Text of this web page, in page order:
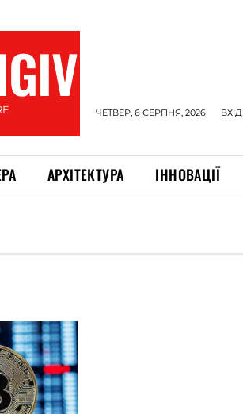
ЧЕТВЕР, 6 СЕРПНЯ, 2026 ВХІД
АРХІТЕКТУРА ІННОВАЦІЇ